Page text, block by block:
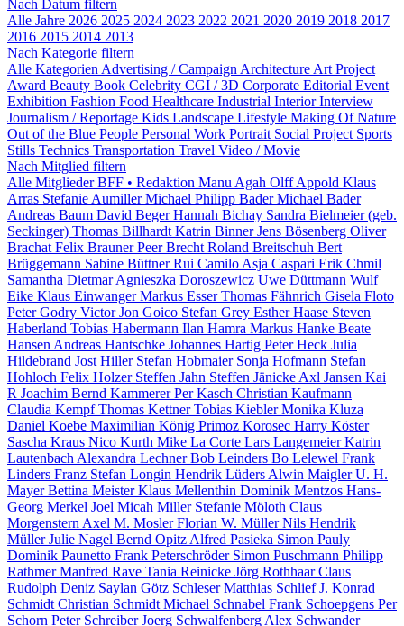
Nach Datum filtern
Alle Jahre 2026 2025 2024 2023 2022 2021 2020 2019 2018 2017
2016 2015 2014 2013
Nach Kategorie filtern
Alle Kategorien Advertising / Campaign Architecture Art Project
Award Beauty Book Celebrity CGI / 3D Corporate Editorial Event
Exhibition Fashion Food Healthcare Industrial InteriorInterview
Journalism / Reportage Kids Landscape Lifestyle Making OfNature
Out of the Blue People Personal Work Portrait Social Project Sports
Stills Technics Transportation Travel Video / Movie
Nach Mitglied filtern
Alle MitgliederBFF • Redaktion Manu Agah Olff Appold Klaus
Arras Stefanie AumillerMichael Philipp BaderMichael Bader
Andreas Baum David BegerHannah Bichay Sandra Bielmeier (geb.
Seckinger) Thomas Billhardt Katrin BinnerJens Bösenberg Oliver
Brachat Felix BraunerPeer Brecht Roland Breitschuh Bert
Brüggemann Sabine BüttnerRui Camilo Asja Caspari Erik Chmil
Samantha DietmarAgnieszka Doroszewicz Uwe Düttmann Wulf
Eike Klaus EinwangerMarkus EsserThomas Fähnrich Gisela Floto
Peter Godry Victor Jon Goico Stefan Grey Esther Haase Steven
Haberland Tobias Habermann Ilan Hamra Markus Hanke Beate
Hansen Andreas Hantschke Johannes Hartig Peter Heck Julia
Hildebrand Jost Hiller Stefan Hobmaier Sonja Hofmann Stefan
Hohloch Felix Holzer Steffen Jahn Steffen Jänicke Axl Jansen Kai
R Joachim Bernd KammererPer Kasch Christian Kaufmann
Claudia KempfThomas KettnerTobias KieblerMonika Kluza
Daniel Koebe Maximilian König Primoz Korosec Harry Köster
Sascha Kraus Nico Kurth Mike La Corte Lars LangemeierKatrin
Lautenbach Alexandra LechnerBob Leinders Bo Lelewel Frank
Linders Franz Stefan Longin Hendrik Lüders Alwin MaiglerU. H.
MayerBettina MeisterKlaus Mellenthin Dominik Mentzos Hans-
Georg Merkel Joel Micah Miller Stefanie Möloth Claus
Morgenstern Axel M. MoslerFlorian W. MüllerNils Hendrik
MüllerJulie Nagel Bernd Opitz Alfred Pasieka Simon Pauly
Dominik Paunetto Frank Peterschröder Simon Puschmann Philipp
RathmerManfred Rave Tania Reinicke Jörg RothhaarClaus
Rudolph Deniz Saylan Götz SchleserMatthias SchliefJ. Konrad
Schmidt Christian Schmidt Michael Schnabel Frank Schoepgens Per
Schorn Peter SchreiberJoerg Schwalfenberg Alex Schwander